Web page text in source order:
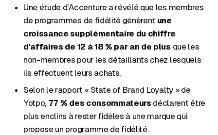
Une étude d'Accenture a révélé que les membres
de programmes de fidélité génèrent une
croissance supplémentaire du chiffre
d'affaires de 12 à 18 % par an de plus que les
non-membres pour les détaillants chez lesquels
ils effectuent leurs achats.
Selon le rapport « State of Brand Loyalty » de
Yotpo, 77 % des consommateurs déclarent être
plus enclins à rester fidèles à une marque qui
propose un programme de fidélité.